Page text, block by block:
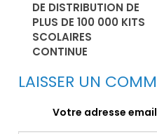
DE DISTRIBUTION DE
PLUS DE 100 000 KITS
SCOLAIRES
CONTINUE
LAISSER UN
Votre adresse